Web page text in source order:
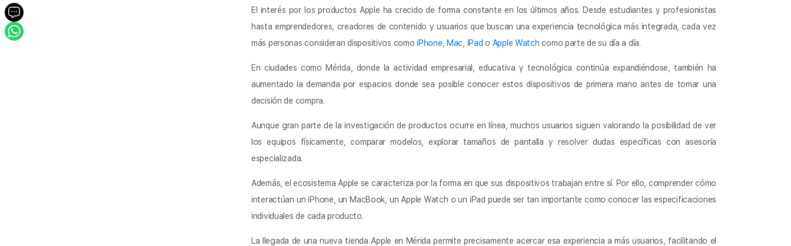
El interés por los productos Apple ha crecido de forma constante en los últimos años. Desde estudiantes y profesionistas
hasta emprendedores, creadores de contenido y usuarios que buscan una experiencia tecnológica más integrada, cada vez
más personas consideran dispositivos comoiPhone Mac iPad o Apple Watch como parte de su día a día.
En ciudades como Mérida, donde la actividad empresarial, educativa y tecnológica continúa expandiéndose, también ha
aumentado la demanda por espacios donde sea posible conocer estos dispositivos de primera mano antes de tomar una
decisión de compra.
Aunque gran parte de la investigación de productos ocurre en línea, muchos usuarios siguen valorando la posibilidad de ver
los equipos físicamente, comparar modelos, explorar tamaños de pantalla y resolver dudas específicas con asesoría
especializada.
Además, el ecosistema Apple se caracteriza por la forma en que sus dispositivos trabajan entre sí. Por ello, comprender cómo
interactúan un iPhone, un MacBook, un Apple Watch o un iPad puede ser tan importante como conocer las especificaciones
individuales de cada producto.
La llegada de una nueva tienda Apple en Mérida permite precisamente acercar esa experiencia a más usuarios, facilitando el